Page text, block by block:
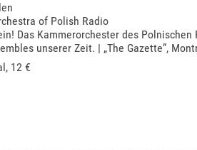
of Polish Radio
Das Kammerorchester des Polnischen
unserer Zeit. | „The Gazette”,
, 12 €